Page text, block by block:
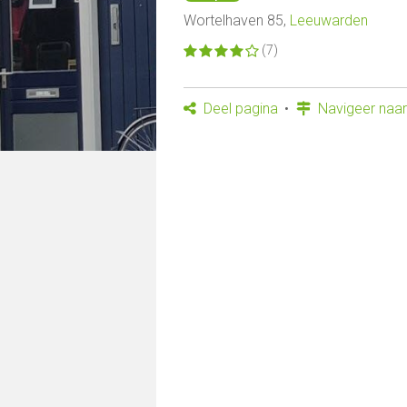
Wortelhaven 85, Leeuwarden
(7)
Deel pagina Navigeer